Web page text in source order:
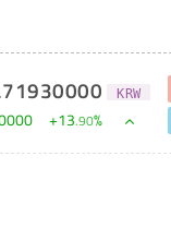
.71930000 KRW
+13.90%